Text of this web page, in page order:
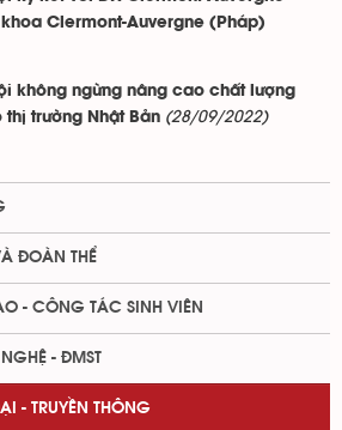
Clermont-Auvergne (Pháp)
không ngừng nâng cao chất lượng
trường Nhật Bản (28/09/2022)
ĐOÀN THỂ
- CÔNG TÁC SINH VIÊN
- ĐMST
- TRUYỀN THÔNG